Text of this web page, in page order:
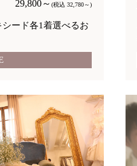
29,800～ (税込 32,780～)
ード各1着選べるお